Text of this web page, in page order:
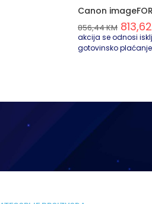
Canon
856,44KM 813,62
akcija se odnosi
gotovinsko plaćanje